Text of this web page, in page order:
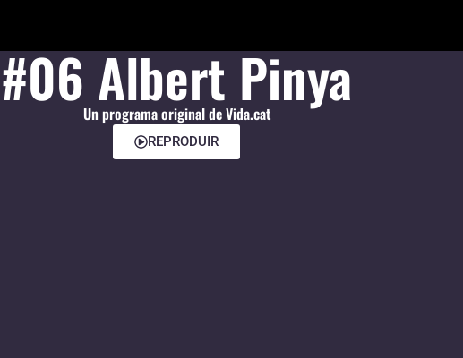
#06 Albert Pinya
Un programa original de Vida.cat
REPRODUIR